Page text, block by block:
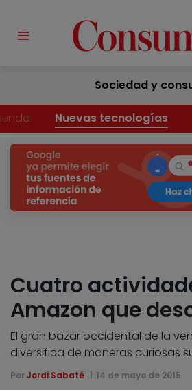
Sociedad y
Nuevas tecnologías
Cuatro
Amazon que
El gran bazar occidental de la
diversifica de maneras curiosas
Por Jordi Sabaté 14 de mayo de 2015